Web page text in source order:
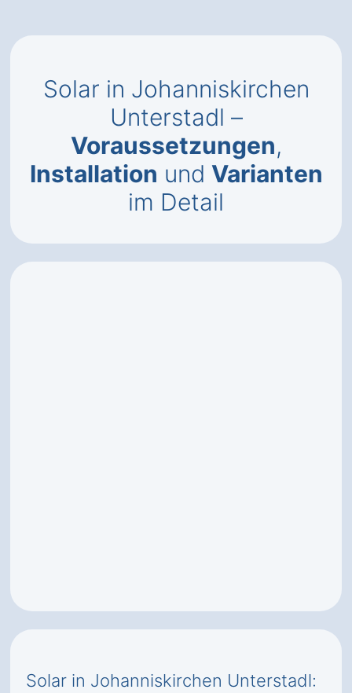
Solar in Johanniskirchen
Unterstadl –
Voraussetzungen,
Installation und Varianten
im Detail
Solar in Johanniskirchen Unterstadl: